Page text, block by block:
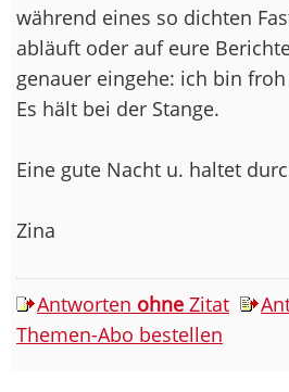
während eines so dichten
abläuft oder auf eure
genauer eingehe: ich bin
Es hält bei der Stange.
Eine gute Nacht u. haltet
Zina
Antworten ohne Zitat
Themen-Abo bestellen